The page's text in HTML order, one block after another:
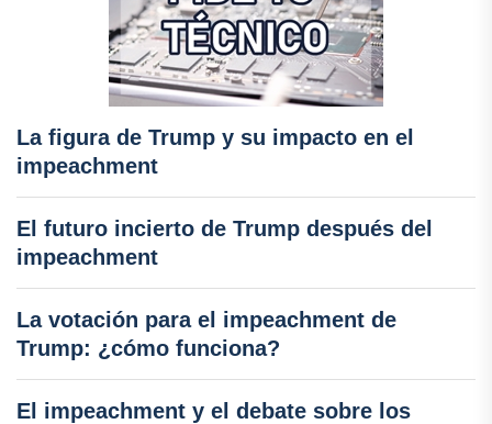
La figura de Trump y su impacto en el
impeachment
El futuro incierto de Trump después del
impeachment
La votación para el impeachment de
Trump: ¿cómo funciona?
El impeachment y el debate sobre los